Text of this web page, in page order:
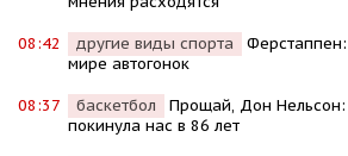
08:42 другие виды спорта
мире автогонок
08:37 баскетбол
Прощай, Дон
покинула нас в 86 лет